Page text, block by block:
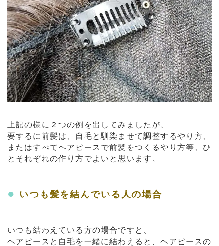
上記の様に２つの例を出してみましたが、
要するに前髪は、自毛と馴染ませて調整するやり方、
またはすべてヘアピースで前髪をつくるやり方等、ひ
とそれぞれの作り方でよいと思います。
● いつも髪を結んでいる人の場合
いつも結わえている方の場合ですと、
ヘアピースと自毛を一緒に結わえると、ヘアピースの